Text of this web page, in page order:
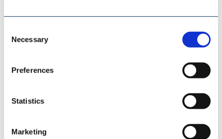
Selection
Necessary
Preferences
Statistics
Marketing
TILEMANN KETTEN & KOMPONENTEN